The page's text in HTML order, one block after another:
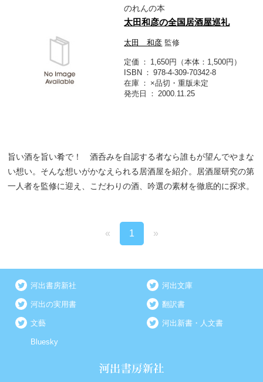
のれんの本
太田和彦の全国居酒屋巡礼
太田 和彦 監修
定価
1,650円（本体：1,500円）
ISBN
978-4-309-70342-8
在庫
×品切・重版未定
発売日
2000.11.25
旨い酒を旨い肴で！ 酒呑みを自認する者なら誰もが望んでやまな
い想い。そんな想いがかなえられる居酒屋を紹介。居酒屋研究の第
一人者を監修に迎え、こだわりの酒、吟選の素材を徹底的に探求。
« 1 »
河出書房新社 河出文庫
河出の実用書 翻訳書
文藝 河出新書・人文書
Bluesky